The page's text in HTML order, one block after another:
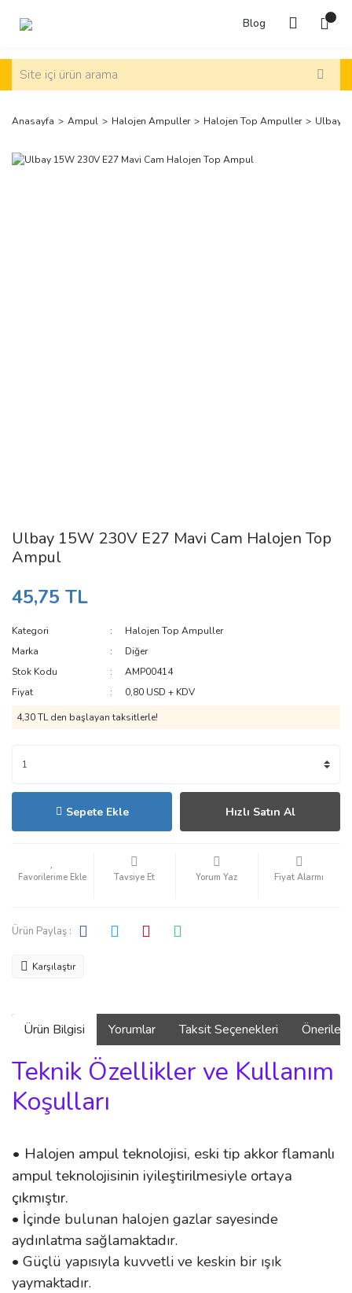
Blog
Anasayfa Ampul Halojen Ampuller Halojen Top Ampuller Ulbay
Ulbay 15W 230V E27 Mavi Cam Halojen Top
Ampul
45,75 TL
Kategori
Halojen Top Ampuller
Marka
Diğer
Stok Kodu
AMP00414
Fiyat
0,80 USD + KDV
4,30 TL den başlayan taksitlerle!
Sepete Ekle Hızlı Satın Al
Tavsiye Et Yorum Yaz Fiyat Alarmı
Ürün Paylaş :
Karşılaştır
Ürün Bilgisi Yorumlar Taksit Seçenekleri
Teknik Özellikler ve Kullanım
Koşulları
• Halojen ampul teknolojisi, eski tip akkor flamanlı
ampul teknolojisinin iyileştirilmesiyle ortaya
çıkmıştır.
• İçinde bulunan halojen gazlar sayesinde
aydınlatma sağlamaktadır.
• Güçlü yapısıyla kuvvetli ve keskin bir ışık
yaymaktadır.